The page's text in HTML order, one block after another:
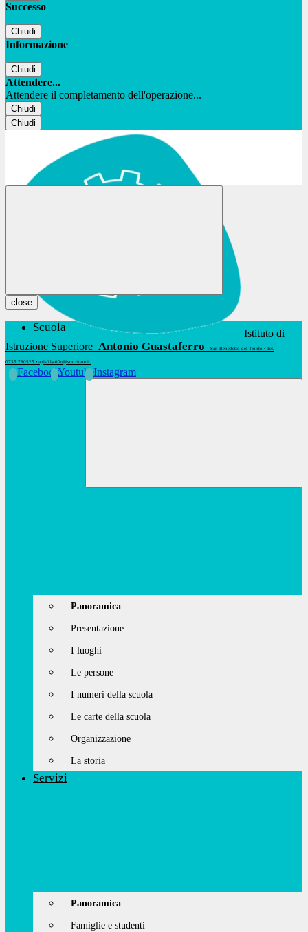
Successo
Chiudi
Informazione
Chiudi
Attendere...
Attendere il completamento dell'operazione...
Chiudi
Chiudi
Istituto di
Istruzione Superiore Antonio Guastaferro San Benedetto del Tronto • Tel.
0735.780525 • apis01400t@istruzione.it
FacebookYoutubeInstagram
close
Scuola
Panoramica
Presentazione
I luoghi
Le persone
I numeri della scuola
Le carte della scuola
Organizzazione
La storia
Servizi
Panoramica
Famiglie e studenti